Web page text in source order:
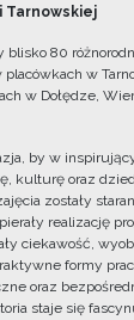
Tarnowskiej
blisko 80
w
w Dołędze,
by w
kulturę oraz
zostały
realizację
ciekawość,
formy
oraz
staje się